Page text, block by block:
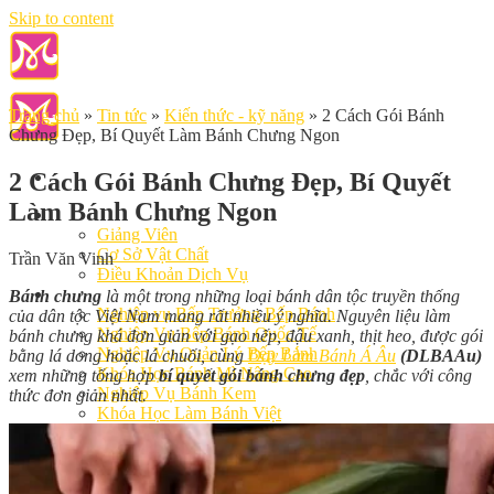
Skip to content
Giới Thiệu
Giảng Viên
Cơ Sở Vật Chất
Điều Khoản Dịch Vụ
Học Làm Bánh
Nghiệp vụ Bếp Trưởng Bếp Bánh
Nghiệp Vụ Bếp Bánh Quốc Tế
Nghiệp Vụ Quản Lý Bếp Bánh
Khóa Học Bánh Mì Nâng Cao
Nghiệp Vụ Bánh Kem
Khóa Học Làm Bánh Việt
Khóa Học Làm Bánh Nhật
Khóa Học Bánh Đài Loan
Học Làm Bánh Ngắn Hạn
Trang chủ » Tin tức » Kiến thức - kỹ năng » 2 Cách Gói Bánh
Chưng Đẹp, Bí Quyết Làm Bánh Chưng Ngon
2 Cách Gói Bánh Chưng Đẹp, Bí Quyết
Làm Bánh Chưng Ngon
Trần Văn Vinh
Bánh chưng là một trong những loại bánh dân tộc truyền thống
của dân tộc Việt Nam mang rất nhiều ý nghĩa. Nguyên liệu làm
bánh chưng khá đơn giản với gạo nếp, đậu xanh, thịt heo, được gói
bằng lá dong hoặc lá chuối, cùngDạy Làm Bánh Á Âu (DLBAAu)
xem những tổng hợpbí quyết gói bánh chưng đẹp , chắc với công
thức đơn giản nhất.